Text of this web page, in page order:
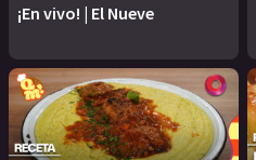
¡En vivo! | El Nueve